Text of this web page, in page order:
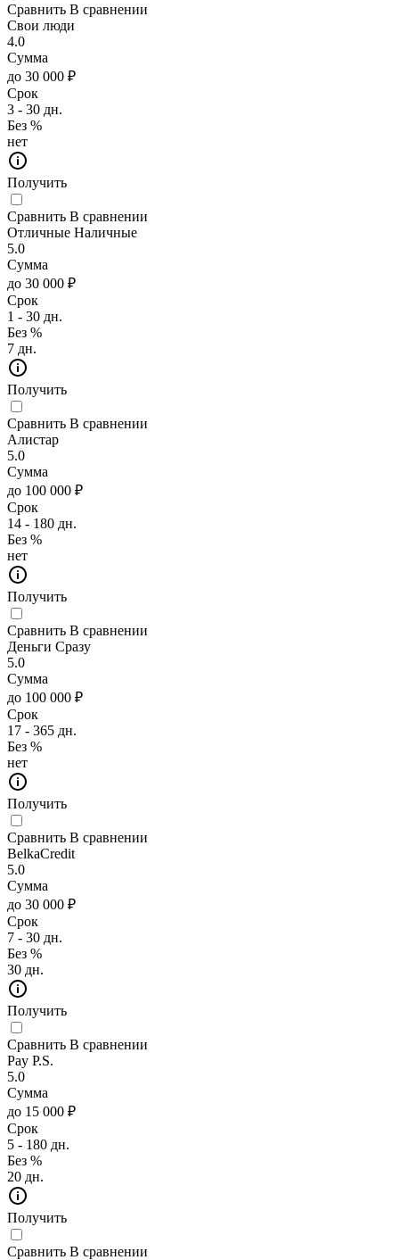
Сравнить В сравнении
Свои люди
4.0
Сумма
до 30 000 ₽
Срок
3 - 30 дн.
Без %
нет
Получить
Сравнить В сравнении
Отличные Наличные
5.0
Сумма
до 30 000 ₽
Срок
1 - 30 дн.
Без %
7 дн.
Получить
Сравнить В сравнении
Алистар
5.0
Сумма
до 100 000 ₽
Срок
14 - 180 дн.
Без %
нет
Получить
Сравнить В сравнении
Деньги Сразу
5.0
Сумма
до 100 000 ₽
Срок
17 - 365 дн.
Без %
нет
Получить
Сравнить В сравнении
BelkaCredit
5.0
Сумма
до 30 000 ₽
Срок
7 - 30 дн.
Без %
30 дн.
Получить
Сравнить В сравнении
Pay P.S.
5.0
Сумма
до 15 000 ₽
Срок
5 - 180 дн.
Без %
20 дн.
Получить
Сравнить В сравнении